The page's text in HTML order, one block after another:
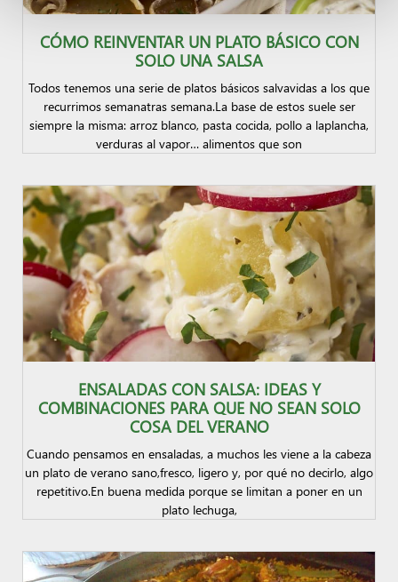
CÓMO REINVENTAR UN PLATO BÁSICO CON
SOLO UNA SALSA
Todos tenemos una serie de platos básicos salvavidas a los que
recurrimos semanatras semana.La base de estos suele ser
siempre la misma: arroz blanco, pasta cocida, pollo a laplancha,
verduras al vapor… alimentos que son
ENSALADAS CON SALSA: IDEAS Y
COMBINACIONES PARA QUE NO SEAN SOLO
COSA DEL VERANO
Cuando pensamos en ensaladas, a muchos les viene a la cabeza
un plato de verano sano,fresco, ligero y, por qué no decirlo, algo
repetitivo.En buena medida porque se limitan a poner en un
plato lechuga,